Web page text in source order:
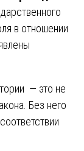
в отношении
— это не
Без него